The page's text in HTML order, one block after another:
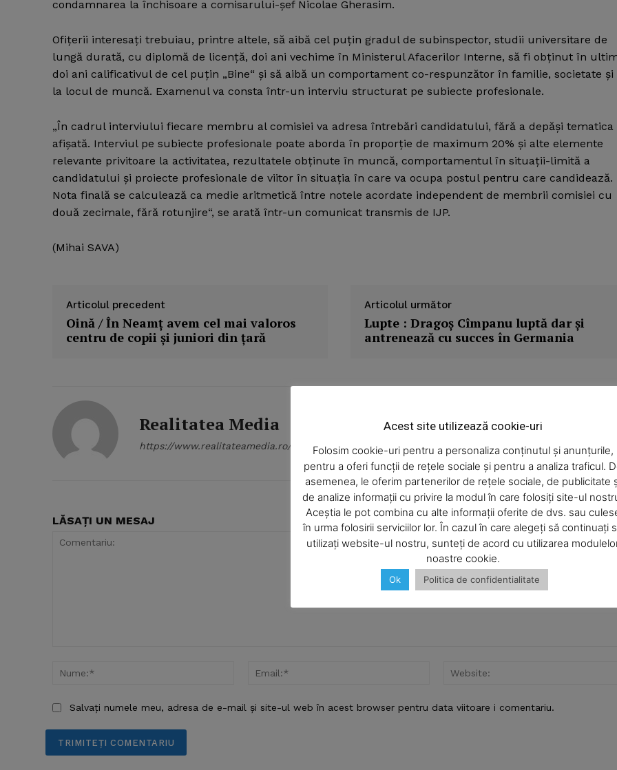
Magazine PRO
Company
About
Contact us
Subscription Plans
My account
condamnarea la închisoare a comisarului-şef Nicolae Gherasim.
Ofiţerii interesaţi trebuiau, printre altele, să aibă cel puţin gradul de subinspector, studii universitare de
lungă durată, cu diplomă de licenţă, doi ani vechime în Ministerul Afacerilor Interne, să fi obţinut în
doi ani calificativul de cel puţin „Bine“ şi să aibă un comportament co-respunzător în familie, societate şi
la locul de muncă. Examenul va consta într-un interviu structurat pe subiecte profesionale.
„În cadrul interviului fiecare membru al comisiei va adresa întrebări candidatului, fără a depăşi tematica
afişată. Interviul pe subiecte profesionale poate aborda în proporţie de maximum 20% şi alte elemente
relevante privitoare la activitatea, rezultatele obţinute în muncă, comportamentul în situaţii-limită a
candidatului şi proiecte profesionale de viitor în situaţia în care va ocupa postul pentru care candidează.
Nota finală se calculează ca medie aritmetică între notele acordate independent de membrii comisiei cu
două zecimale, fără rotunjire“, se arată într-un comunicat transmis de IJP.
(Mihai SAVA)
Articolul precedent
Oină / În Neamţ avem cel mai valoros
centru de copii şi juniori din ţară
Articolul următor
Lupte : Dragoş Cîmpanu luptă dar şi
antrenează cu succes în Germania
Realitatea Media
https://www.realitateamedia.ro/
LĂSAȚI UN MESAJ
Nume:*
Email:*
Salvați numele meu, adresa de e-mail și site-ul web în acest browser pentru data viitoare i comentariu.
Acest site utilizează cookie-uri
Folosim cookie-uri pentru a personaliza conținutul și anunțurile,
pentru a oferi funcții de rețele sociale și pentru a analiza traficul.
asemenea, le oferim partenerilor de rețele sociale, de publicitate
de analize informații cu privire la modul în care folosiți site-ul
Aceștia le pot combina cu alte informații oferite de dvs. sau
în urma folosirii serviciilor lor. În cazul în care alegeți să continuați
utilizați website-ul nostru, sunteți de acord cu utilizarea
noastre cookie.
Ok Politica de confidentialitate